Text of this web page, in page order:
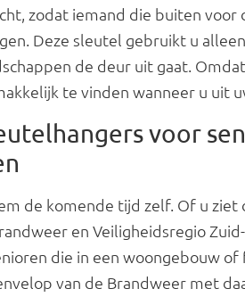
zodat iemand die buiten
Deze sleutel gebruikt u
de deur uit gaat.
te vinden wanneer u uit
voor
de komende tijd zelf. Of u
en Veiligheidsregio
die in een woongebouw
van de Brandweer met